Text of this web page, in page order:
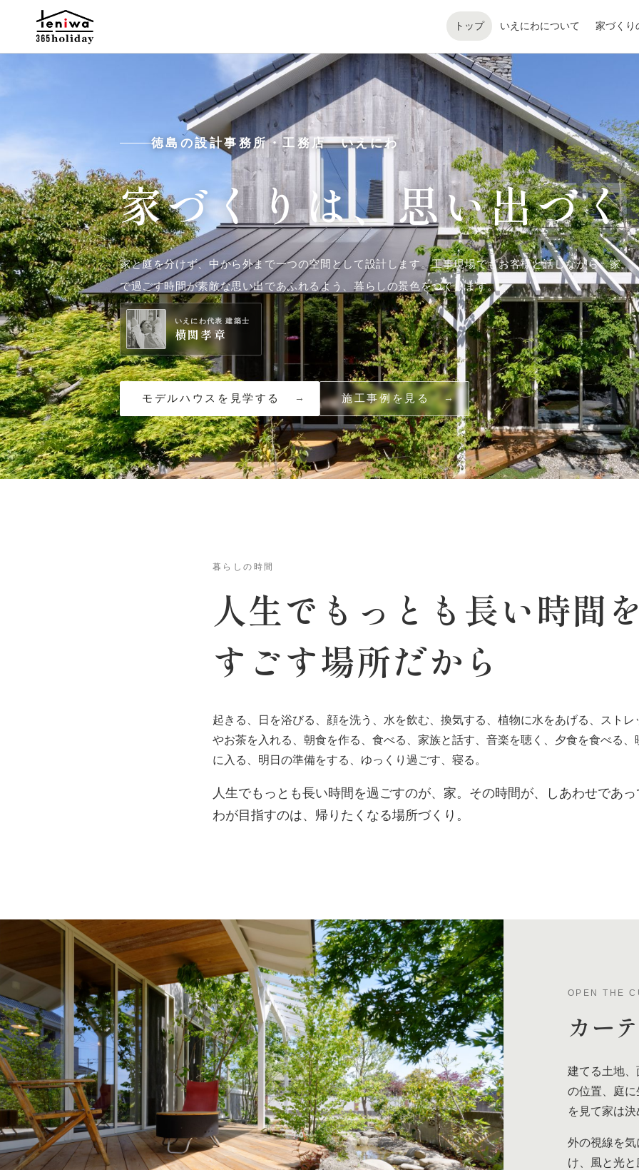
トップ いえにわについて 家づくり
徳島の設計事務所・工務店 いえにわ
家づくりは、思い出づ
家と庭を分けず、中から外まで一つの空間として設計します。工事現場でもお客様と話しながら、家
で過ごす時間が素敵な思い出であふれるよう、暮らしの景色をつくります。
いえにわ代表 建築士
横関孝章
モデルハウスを見学する 施工事例を見る
暮らしの時間
人生でもっとも 長い時間
すごす場所だから
起きる、日を浴びる、顔を洗う、水を飲む、換気する、植物に水をあげる、スト
やお茶を入れる、朝食を作る、食べる、家族と話す、音楽を聴く、夕食を食べる、
に入る、明日の準備をする、ゆっくり過ごす、寝る。
人生でもっとも長い時間を過ごすのが、家。その時間が、しあわせであ
わが目指すのは、帰りたくなる場所づくり。
OPEN THE
カー
建てる土地
の位置、庭
を見て家は
外の視線を
け、風と光